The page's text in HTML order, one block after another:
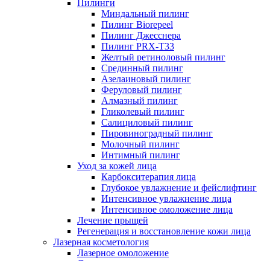
Пилинги
Миндальный пилинг
Пилинг Biorepeel
Пилинг Джесснера
Пилинг PRX-T33
Желтый ретиноловый пилинг
Срединный пилинг
Азелаиновый пилинг
Феруловый пилинг
Алмазный пилинг
Гликолевый пилинг
Салициловый пилинг
Пировиноградный пилинг
Молочный пилинг
Интимный пилинг
Уход за кожей лица
Карбокситерапия лица
Глубокое увлажнение и фейслифтинг
Интенсивное увлажнение лица
Интенсивное омоложение лица
Лечение прыщей
Регенерация и восстановление кожи лица
Лазерная косметология
Лазерное омоложение